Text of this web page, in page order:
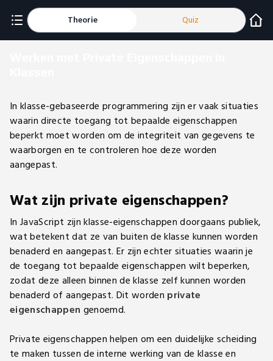
Theorie Quiz
In klasse-gebaseerde programmering zijn er vaak situaties
waarin directe toegang tot bepaalde eigenschappen
beperkt moet worden om de integriteit van gegevens te
waarborgen en te controleren hoe deze worden
aangepast.
Wat zijn private eigenschappen?
In JavaScript zijn klasse-eigenschappen doorgaans publiek,
wat betekent dat ze van buiten de klasse kunnen worden
benaderd en aangepast. Er zijn echter situaties waarin je
de toegang tot bepaalde eigenschappen wilt beperken,
zodat deze alleen binnen de klasse zelf kunnen worden
benaderd of aangepast. Dit worden private
eigenschappen genoemd.
Private eigenschappen helpen om een duidelijke scheiding
te maken tussen de interne werking van de klasse en